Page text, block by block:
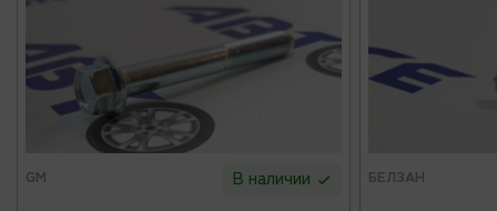
GM В наличии БЕЛЗАН